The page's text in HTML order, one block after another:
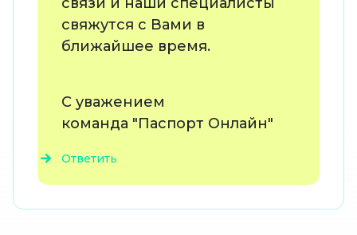
свяжутся с Вами в
ближайшее время.
С уважением
команда "Паспорт Онлайн"
Ответить